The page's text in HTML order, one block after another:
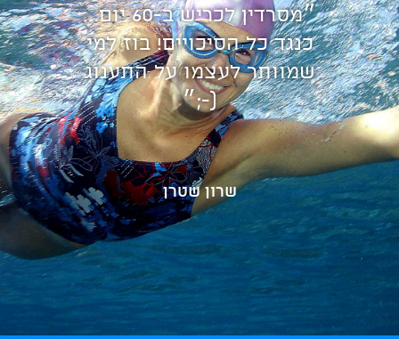
״מסרדין לכריש ב-60 יום...
כנגד כל הסיכויים! בוז למי
שמוותר לעצמו על התענוג
(-;״
שרון שטרן